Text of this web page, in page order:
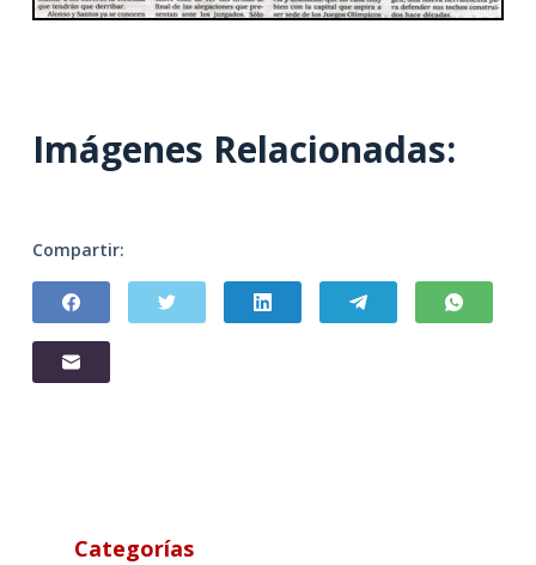
Imágenes Relacionadas:
Compartir:
Categorías